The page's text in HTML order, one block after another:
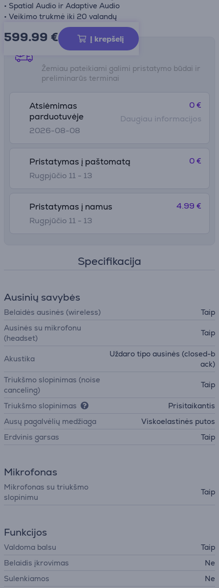
• Spatial Audio ir Adaptive Audio
• Veikimo trukmė iki 20 valandų
599.99 € Į krepšelį
Pristatymo būdai
Žemiau pateikiami galimi pristatymo būdai ir
preliminarūs terminai
Atsiėmimas
parduotuvėje
2026-08-08
0 €
Daugiau informacijos
Pristatymas į paštomatą
Rugpjūčio 11 - 13
0 €
Pristatymas į namus
Rugpjūčio 11 - 13
4.99 €
Specifikacija
Ausinių savybės
Belaidės ausinės (wireless)
Taip
Ausinės su mikrofonu
(headset)
Taip
Akustika
Uždaro tipo ausinės (closed-b
ack)
Triukšmo slopinimas (noise
canceling)
Taip
Triukšmo slopinimas
Prisitaikantis
Ausų pagalvėlių medžiaga
Viskoelastinės putos
Erdvinis garsas
Taip
Mikrofonas
Mikrofonas su triukšmo
slopinimu
Taip
Funkcijos
Valdoma balsu
Taip
Belaidis įkrovimas
Ne
Sulenkiamos
Ne